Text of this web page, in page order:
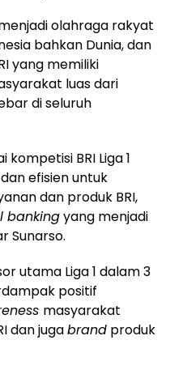
olahraga rakyat
bahkan Dunia, dan
yang memiliki
luas dari
di seluruh
BRI Liga 1
efisien untuk
dan produk BRI,
bankingyang menjadi
Sunarso.
utama Liga 1 dalam 3
positif
masyarakat
dan jugabrand produk